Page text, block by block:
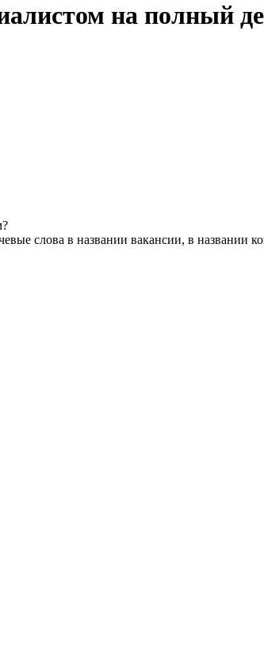
на полный
слова в названии вакансии, в названии